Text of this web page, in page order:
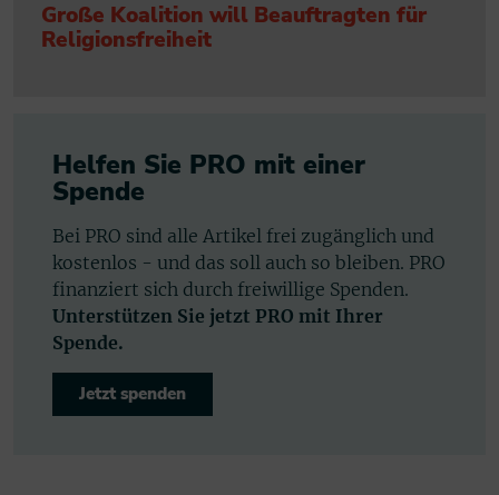
Große Koalition will Beauftragten für
Religionsfreiheit
Helfen Sie PRO mit einer
Spende
Bei PRO sind alle Artikel frei zugänglich und
kostenlos - und das soll auch so bleiben. PRO
finanziert sich durch freiwillige Spenden.
Unterstützen Sie jetzt PRO mit Ihrer
Spende.
Jetzt spenden